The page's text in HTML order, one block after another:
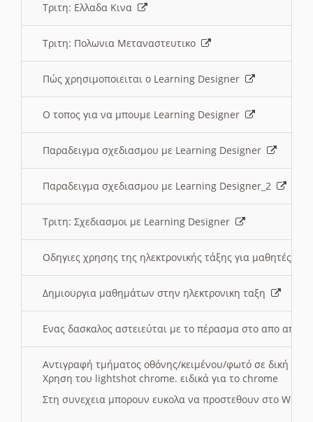
Τριτη: Ελλαδα Κινα
Τριτη: Πολωνια Μεταναστευτικο
Πώς χρησιμοποιειται ο Learning Designer
O τοπος για να μπουμε Learning Designer
Παραδειγμα σχεδιασμου με Learning Designer
Παραδειγμα σχεδιασμου με Learning Designer_2
Τριτη: Σχεδιασμοι με Learning Designer
Οδηγιες χρησης της ηλεκτρονικής τάξης για μαθητές
Δημιουργια μαθημάτων στην ηλεκτρονικη ταξη
Ενας δασκαλος αστειεύται με το πέρασμα στο απο
Αντιγραφή τμήματος οθόνης/κειμένου/φωτό σε δική
Χρηση του lightshot chrome. ειδικά για το chrome
Στη συνεχεια μπορουν ευκολα να προστεθουν στο Word